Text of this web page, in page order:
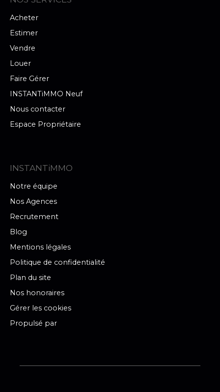
Acheter
Estimer
Vendre
Louer
Faire Gérer
INSTANTiMMO Neuf
Nous contacter
Espace Propriétaire
INSTANTiMMO
Notre équipe
Nos Agences
Recrutement
Blog
Mentions légales
Politique de confidentialité
Plan du site
Nos honoraires
Gérer les cookies
Propulsé par